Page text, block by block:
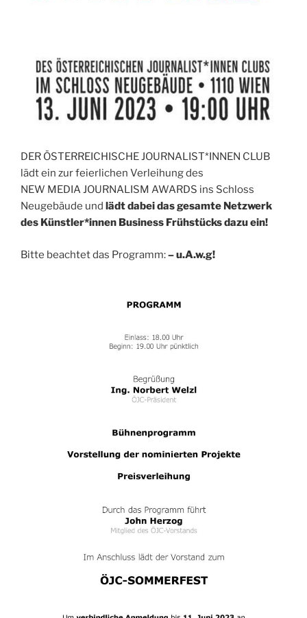
DER ÖSTERREICHISCHE JOURNALIST*INNEN CLUB
lädt ein zur feierlichen Verleihung des
NEW MEDIA JOURNALISM AWARDS ins Schloss
Neugebäude und lädt dabei das gesamte Netzwerk
des Künstler*innen Business Frühstücks dazu ein!
Bitte beachtet das Programm:– u.A.w.g!